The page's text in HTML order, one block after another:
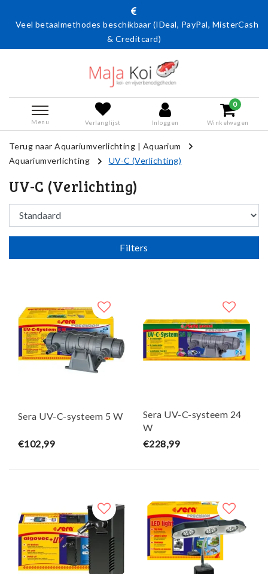
Veel betaalmethodes beschikbaar (IDeal, PayPal, MisterCash
& Creditcard)
Menu Verlanglijst Inloggen
0
Winkelwagen
Terug naar Aquariumverlichting | Aquarium
Aquariumverlichting
UV-C (Verlichting)
UV-C (Verlichting)
Filters
Sera UV-C-systeem 5 W
€102,99
Sera UV-C-systeem 24
W
€228,99